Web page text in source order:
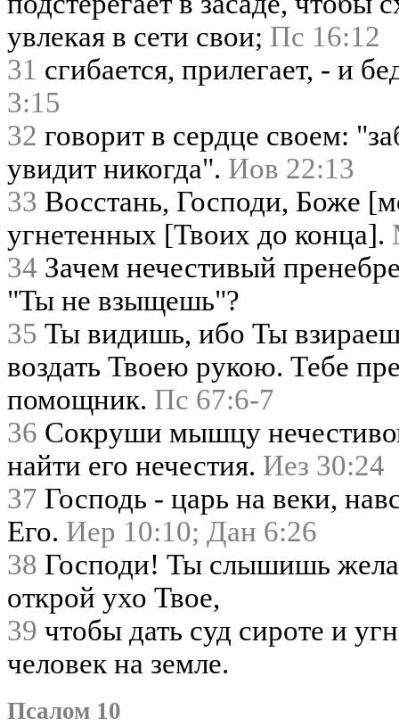
увлекая в сети свои; Пс 16:12
31 сгибается, прилегает, - и
3:15
32 говорит в сердце своем:
увидит никогда". Иов 22:13
33 Восстань, Господи, Боже
угнетенных [Твоих до конца].
34 Зачем нечестивый
"Ты не взыщешь"?
35 Ты видишь, ибо Ты
воздать Твоею рукою. Тебе
помощник. Пс 67:6-7
36 Сокруши мышцу
найти его нечестия. Иез 30:24
37 Господь - царь на веки,
Его. Иер 10:10; Дан 6:26
38 Господи! Ты слышишь
открой ухо Твое,
39 чтобы дать суд сироте и
человек на земле.
Псалом 10